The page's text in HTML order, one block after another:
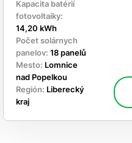
Kapacita batérií
fotovoltaiky:
14,20 kWh
Počet solárnych
panelov: 18 panelů
Mesto: Lomnice
nad Popelkou
Región: Liberecký
kraj